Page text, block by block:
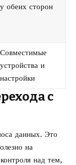
у обеих сторон
Совместимые
устройства и
настройки
с
данных. Это
на
над тем,